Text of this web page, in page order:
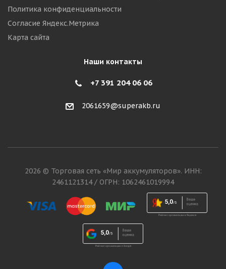
Политика конфиденциальности
Согласие Яндекс.Метрика
Карта сайта
Наши контакты
+7 391 204 06 06
2061659@superakb.ru
2026 © Торговая сеть «Мир аккумуляторов». ИНН:
2461121314 / ОГРН: 1062461019994